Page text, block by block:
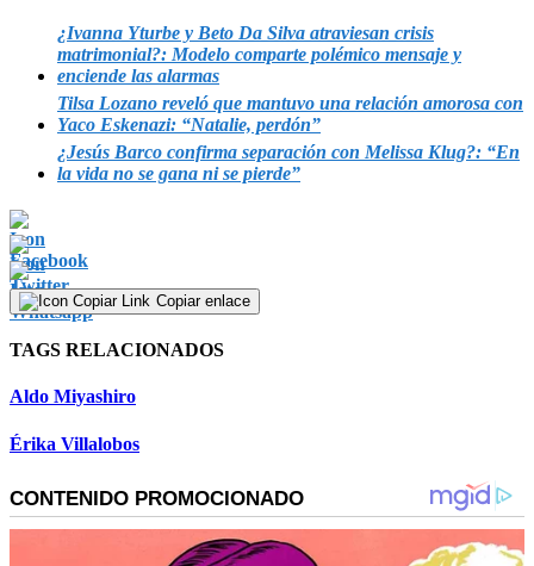
seconds
¿Ivanna Yturbe y Beto Da Silva atraviesan crisis
matrimonial?: Modelo comparte polémico mensaje y
enciende las alarmas
Tilsa Lozano reveló que mantuvo una relación amorosa con
Yaco Eskenazi: “Natalie, perdón”
¿Jesús Barco confirma separación con Melissa Klug?: “En
la vida no se gana ni se pierde”
Copiar enlace
TAGS RELACIONADOS
Aldo Miyashiro
Érika Villalobos